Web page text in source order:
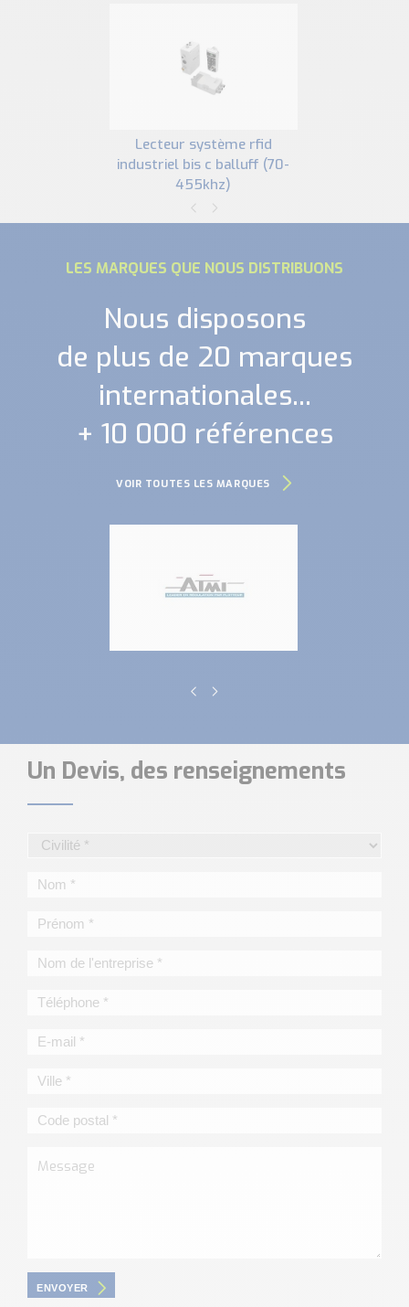
lecteur système rfid
industriel bis c balluff (70-
455khz)
LES MARQUES QUE NOUS DISTRIBUONS
Nous disposons
de plus de 20 marques
internationales...
+ 10 000 références
VOIR TOUTES LES MARQUES
Un Devis, des renseignements
ENVOYER